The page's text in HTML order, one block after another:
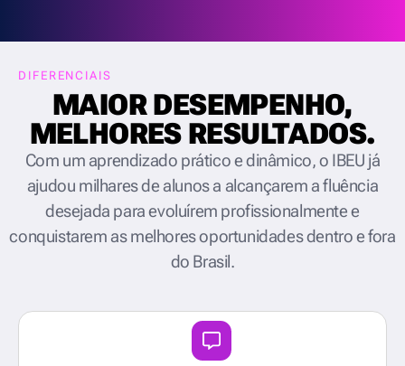
DIFERENCIAIS
MAIOR DESEMPENHO,
MELHORES RESULTADOS.
Com um aprendizado prático e dinâmico, o IBEU já
ajudou milhares de alunos a alcançarem a fluência
desejada para evoluírem profissionalmente e
conquistarem as melhores oportunidades dentro e fora
do Brasil.